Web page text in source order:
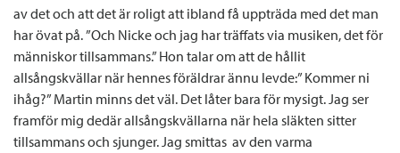
av det och att det är roligt att ibland få uppträda med det man
har övat på. ”Och Nicke och jag har träffats via musiken, det för
människor tillsammans.” Hon talar om att de hållit
allsångskvällar när hennes föräldrar ännu levde:” Kommer ni
ihåg?” Martin minns det väl. Det låter bara för mysigt. Jag ser
framför mig dedär allsångskvällarna när hela släkten sitter
tillsammans och sjunger. Jag smittas av den varma